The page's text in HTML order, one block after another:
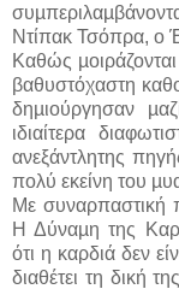
Ντίπακ Τσόπρα, ο
Καθώς
βαθυστόχαστη
δηµιούργησαν
ιδιαίτερα
ανεξάντλητης
πολύ εκείνη του
Με συναρπαστική
Η Δύναµη της
ότι η καρδιά δεν
διαθέτει τη δική